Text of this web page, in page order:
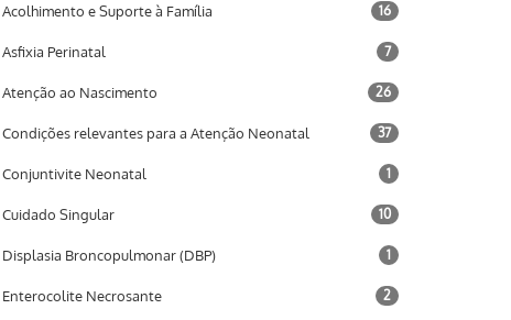
Acolhimento e Suporte à Família 16
Asfixia Perinatal 7
Atenção ao Nascimento 26
Condições relevantes para a Atenção Neonatal 37
Conjuntivite Neonatal 1
Cuidado Singular 10
Displasia Broncopulmonar (DBP) 1
Enterocolite Necrosante 2